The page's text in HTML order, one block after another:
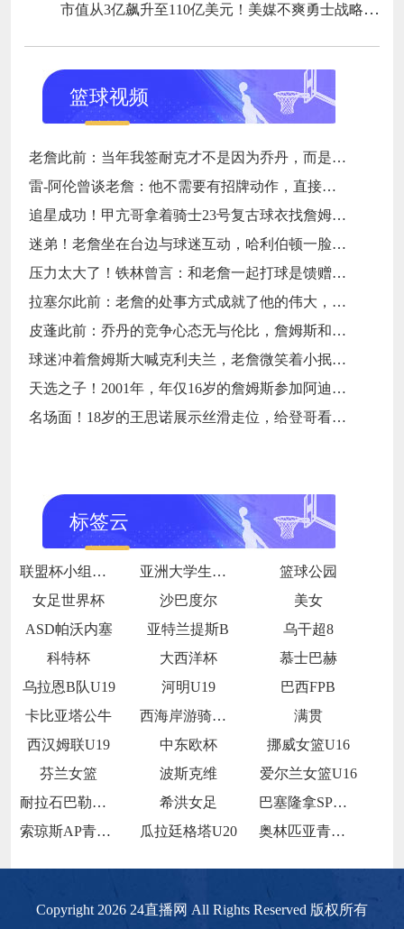
市值从3亿飙升至110亿美元！美媒不爽勇士战略重心从库里身上搬运
篮球视频
老詹此前：当年我签耐克才不是因为乔丹，而是7年9000万天价合同
雷-阿伦曾谈老詹：他不需要有招牌动作，直接碾压对手就行
追星成功！甲亢哥拿着骑士23号复古球衣找詹姆斯要签名
迷弟！老詹坐在台边与球迷互动，哈利伯顿一脸崇拜地看着
压力太大了！铁林曾言：和老詹一起打球是馈赠，也是困扰
拉塞尔此前：老詹的处事方式成就了他的伟大，他是没有缺点的球员
皮蓬此前：乔丹的竞争心态无与伦比，詹姆斯和他没有可比性
球迷冲着詹姆斯大喊克利夫兰，老詹微笑着小抿一口香槟
天选之子！2001年，年仅16岁的詹姆斯参加阿迪达斯的训练营
名场面！18岁的王思诺展示丝滑走位，给登哥看得一愣一愣的
标签云
联盟杯小组赛第2轮 亚洲大学生篮球联赛半决赛
篮球公园
女足世界杯
沙巴度尔
美女
ASD帕沃内塞
亚特兰提斯B
乌干超8
科特杯
大西洋杯
慕士巴赫
乌拉恩B队U19
河明U19
巴西FPB
卡比亚塔公牛
西海岸游骑兵女足
满贯
西汉姆联U19
中东欧杯
挪威女篮U16
芬兰女篮
波斯克维
爱尔兰女篮U16
耐拉石巴勒鲁普
希洪女足
巴塞隆拿SP青年队
索琼斯AP青年队
瓜拉廷格塔U20 奥林匹亚青年队
Copyright 2026 24直播网 All Rights Reserved 版权所有